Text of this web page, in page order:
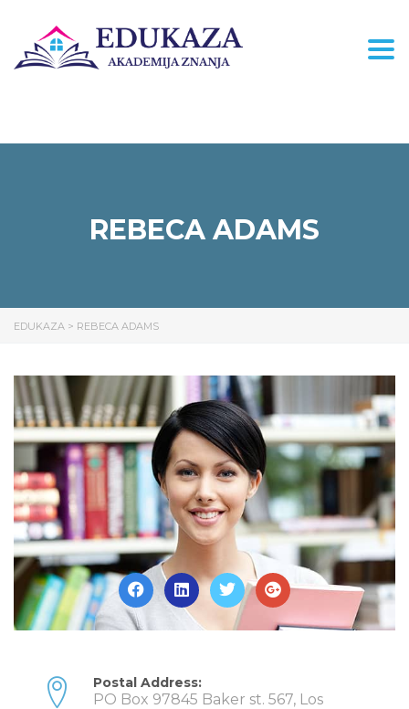
REBECA ADAMS
EDUKAZA > REBECA ADAMS
Postal Address:
PO Box 97845 Baker st. 567, Los